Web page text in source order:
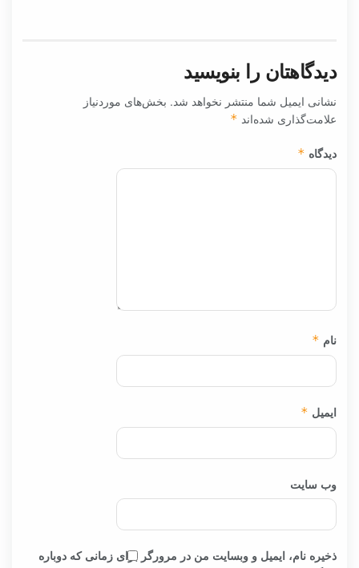
دیدگاهتان را بنویسید
نشانی ایمیل شما منتشر نخواهد شد. بخش‌های موردنیاز
علامت‌گذاری شده‌اند *
دیدگاه *
نام *
ایمیل *
وب‌ سایت
ذخیره نام، ایمیل و وبسایت من در مرورگر برای زمانی که دوباره